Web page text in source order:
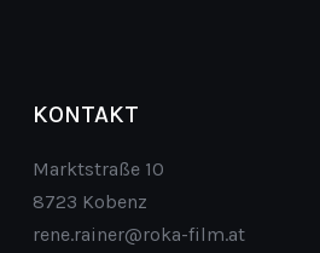
KONTAKT
Marktstraße 10
8723 Kobenz
rene.rainer@roka-film.at